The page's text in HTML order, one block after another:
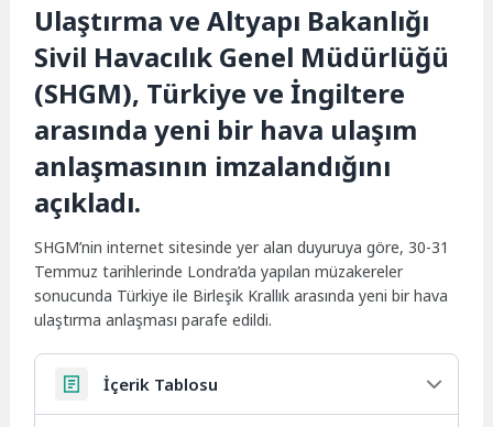
Ulaştırma ve Altyapı Bakanlığı
Sivil Havacılık Genel Müdürlüğü
(SHGM), Türkiye ve İngiltere
arasında yeni bir hava ulaşım
anlaşmasının imzalandığını
açıkladı.
SHGM’nin internet sitesinde yer alan duyuruya göre, 30-31
Temmuz tarihlerinde Londra’da yapılan müzakereler
sonucunda Türkiye ile Birleşik Krallık arasında yeni bir hava
ulaştırma anlaşması parafe edildi.
İçerik Tablosu